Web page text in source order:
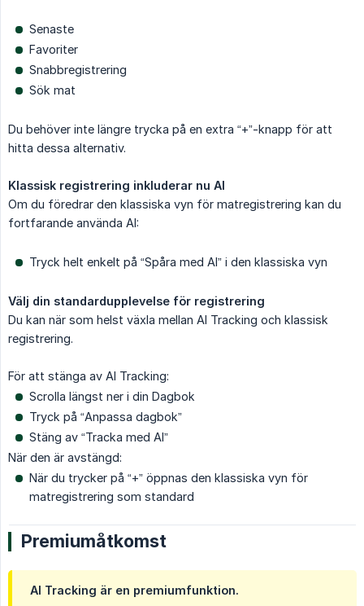
Senaste
Favoriter
Snabbregistrering
Sök mat
Du behöver inte längre trycka på en extra “+”-knapp för att
hitta dessa alternativ.
Klassisk registrering inkluderar nu AI
Om du föredrar den klassiska vyn för matregistrering kan du
fortfarande använda AI:
Tryck helt enkelt på “Spåra med AI” i den klassiska vyn
Välj din standardupplevelse för registrering
Du kan när som helst växla mellan AI Tracking och klassisk
registrering.
För att stänga av AI Tracking:
Scrolla längst ner i din Dagbok
Tryck på “Anpassa dagbok”
Stäng av “Tracka med AI”
När den är avstängd:
När du trycker på “+” öppnas den klassiska vyn för
matregistrering som standard
Premiumåtkomst
AI Tracking är en premiumfunktion.